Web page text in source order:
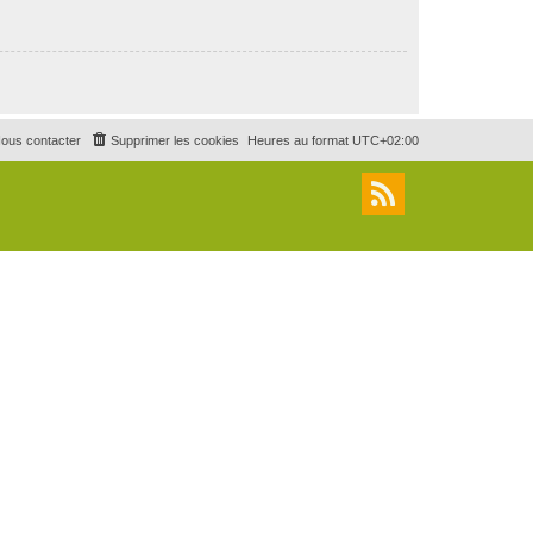
Heures au format UTC+02:00
Supprimer les cookies
contacter